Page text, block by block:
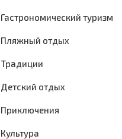
Гастрономический туризм
Пляжный отдых
Традиции
Детский отдых
Приключения
Культура